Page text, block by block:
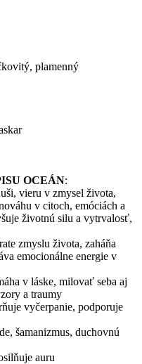
plamenný
OCEÁN:
vieru v zmysel života,
v citoch, emóciách a
životnú silu a vytrvalosť,
zmyslu života, zaháňa
emocionálne energie v
v láske, milovať seba aj
a traumy
vyčerpanie, podporuje
šamanizmus, duchovnú
auru